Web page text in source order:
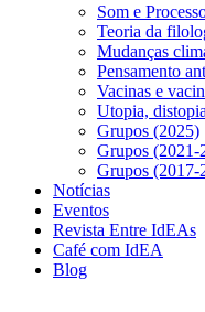
Som e
Teoria da
Mudanças
Pensamento
Vacinas e
Utopia,
Grupos (2025)
Grupos (2021-
Grupos (2017-
Notícias
Eventos
Revista Entre IdEAs
Café com IdEA
Blog